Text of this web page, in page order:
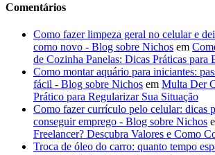
Comentários
Como fazer limpeza geral no celular e
como novo - Blog sobre Nichos em
de Cozinha Panelas: Dicas Práticas para
Como montar aquário para iniciantes:
fácil - Blog sobre Nichos em Multa Der
Prático para Regularizar Sua Situação
Como fazer currículo pelo celular: dicas
conseguir emprego - Blog sobre Nichos
Freelancer? Descubra Valores e Como
Troca de óleo do carro: quanto tempo